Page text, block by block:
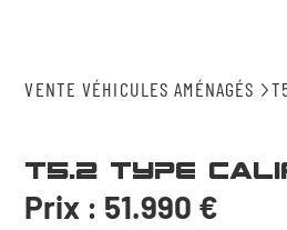
VENTE VÉHICULES AMÉNAGÉS
T5.2 type
Prix : 51.990 €